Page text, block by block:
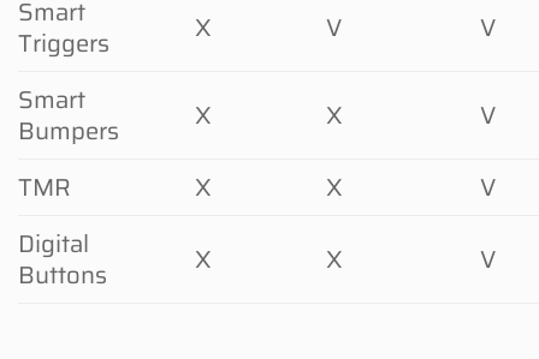
Smart
Triggers
X V
V
Smart
Bumpers
X X
V
TMR
X X
V
Digital
Buttons
X X V